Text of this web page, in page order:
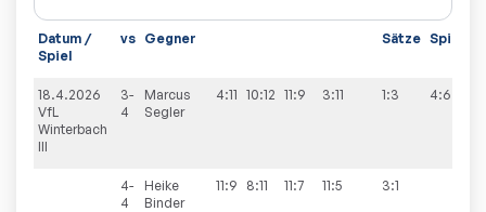
Datum /
Spiel
vs Gegner Sätze Spiele
18.4.2026
VfL
Winterbach
III
3-
4
Marcus
Segler
4:11 10:12 11:9 3:11 1:3 4:6
4-
4
Heike
Binder
11:9 8:11 11:7 11:5 3:1